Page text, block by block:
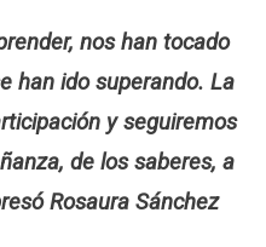
nos han tocado
han ido superando. La
y seguiremos
de los saberes, a
Rosaura Sánchez